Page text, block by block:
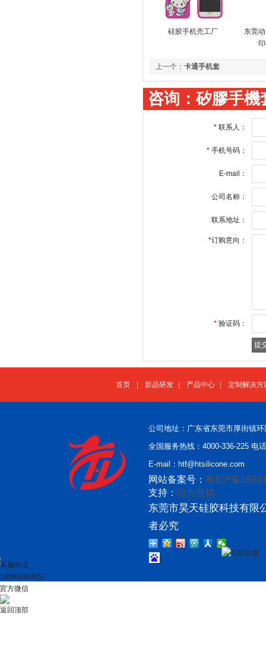
硅胶手机壳工厂
东莞
上一个： 卡通手机套
咨询：矽膠手機
* 联系人：
* 手机号码：
E-mail：
公司名称：
联系地址：
*订购意向：
* 验证码：
首页 新品研发 产品中心 定制解决方
公司地址：广东省东莞市厚街镇
全国服务热线：4000-336-225 电
E-mail：htf@htsilicone.com
网站备案号： 粤ICP备
支持： 给力营销
东莞市昊天硅胶科技有限
者必究
在线客服
客服电话
18998060557
官方微信
返回顶部